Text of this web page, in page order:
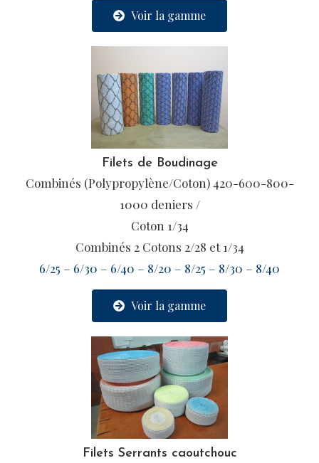
Voir la gamme
Filets de Boudinage
Combinés (Polypropylène/Coton) 420-600-800-
1000 deniers /
Coton 1/34
Combinés 2 Cotons 2/28 et 1/34
6/25 – 6/30 – 6/40 – 8/20 – 8/25 – 8/30 – 8/40
Voir la gamme
Filets Serrants caoutchouc